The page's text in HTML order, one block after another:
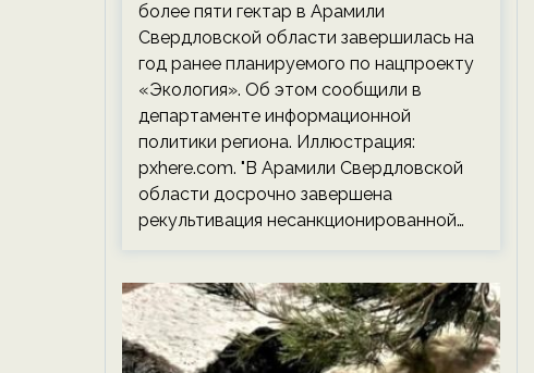
более пяти гектар в Арамили
Свердловской области завершилась на
год ранее планируемого по нацпроекту
«Экология». Об этом сообщили в
департаменте информационной
политики региона. Иллюстрация:
pxhere.com. "В Арамили Свердловской
области досрочно завершена
рекультивация несанкционированной…